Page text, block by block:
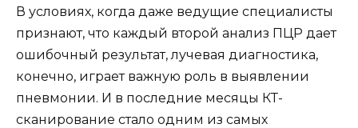
В условиях, когда даже ведущие специалисты
признают, что каждый второй анализ ПЦР дает
ошибочный результат, лучевая диагностика,
конечно, играет важную роль в выявлении
пневмонии. И в последние месяцы КТ-
сканирование стало одним из самых